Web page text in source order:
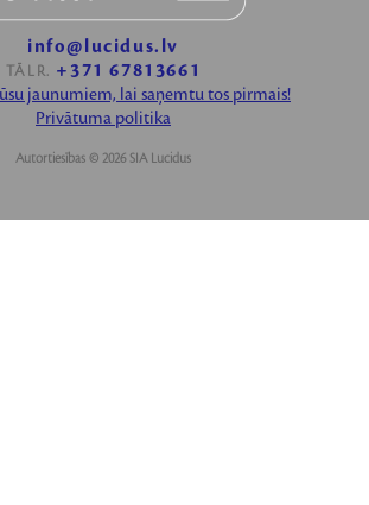
info@lucidus.lv
TĀLR. +371 67813661
jaunumiem, lai saņemtu tos pirmais!
Privātuma politika
Autortiesības © 2026 SIA Lucidus